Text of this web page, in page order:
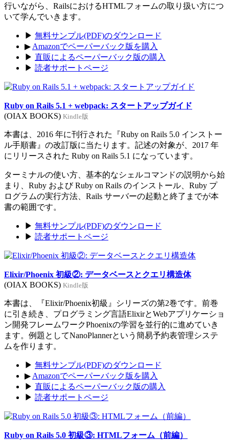
行いながら、RailsにおけるHTMLフォームの取り扱い方につ
いて学んでいきます。
▶ 無料サンプル(PDF)のダウンロード
▶ Amazonでペーパーバック版を購入
▶ 直販によるペーパーバック版の購入
▶ 読者サポートページ
Ruby on Rails 5.1 + webpack: スタートアップガイド
(OIAX BOOKS) Kindle版
本書は、2016 年に刊行された『Ruby on Rails 5.0 インストー
ル手順書』の改訂版に当たります。記述の対象が、2017 年
にリリースされた Ruby on Rails 5.1 になっています。
ターミナルの使い方、基本的なシェルコマンドの説明から始
まり、Ruby および Ruby on Rails のインストール、Ruby プ
ログラムの実行方法、Rails サーバーの起動と終了までが本
書の範囲です。
▶ 無料サンプル(PDF)のダウンロード
▶ 読者サポートページ
Elixir/Phoenix 初級②: データベースとクエリ構造体
(OIAX BOOKS) Kindle版
本書は、『Elixir/Phoenix初級』シリーズの第2巻です。前巻
に引き続き、プログラミング言語ElixirとWebアプリケーショ
ン開発フレームワークPhoenixの学習を並行的に進めていき
ます。例題としてNanoPlannerという簡易予約表管理システ
ムを作ります。
▶ 無料サンプル(PDF)のダウンロード
▶ Amazonでペーパーバック版を購入
▶ 直販によるペーパーバック版の購入
▶ 読者サポートページ
Ruby on Rails 5.0 初級③: HTMLフォーム（前編）